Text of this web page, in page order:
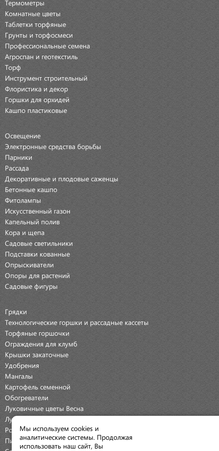
Термометры
Комнатные цветы
Таблетки торфяные
Грунты и торфосмеси
Профессиональные семена
Агроспан и геотекстиль
Торф
Инструмент строительный
Флористика и декор
Горшки для орхидей
Кашпо пластиковые
Освещение
Электронные средства борьбы
Парники
Рассада
Декоративные и плодовые саженцы
Бетонные кашпо
Фитолампы
Искусственный газон
Капельный полив
Кора и щепа
Садовые светильники
Подставки кованные
Опрыскиватели
Опоры для растений
Садовые фигуры
Грядки
Технологические горшки и рассадные кассеты
Торфяные горшочки
Ограждения для клумб
Крышки закаточные
Удобрения
Мангалы
Картофель семенной
Обогреватели
Луковичные цветы Весна
Луковичные цветы Осень
Розы
Пионы
Мы используем cookies и
аналитические системы. Продолжая
использовать наш сайт, Вы